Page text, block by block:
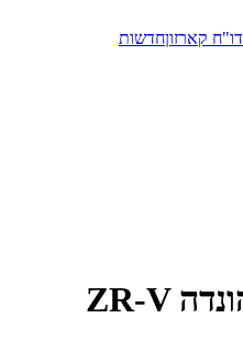
דו"ח קארזוןחדשות
הונדה ZR-V